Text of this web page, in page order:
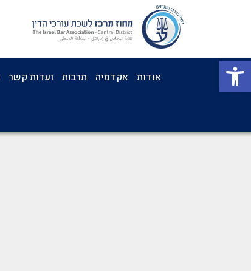
פתח סרגל נגישות אודות אקדמיה תרבות ועדות קשר